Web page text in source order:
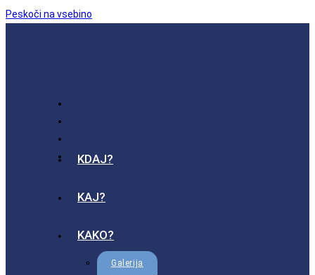
Peskoči na vsebino
KDAJ?
KAJ?
KAKO?
Galerija